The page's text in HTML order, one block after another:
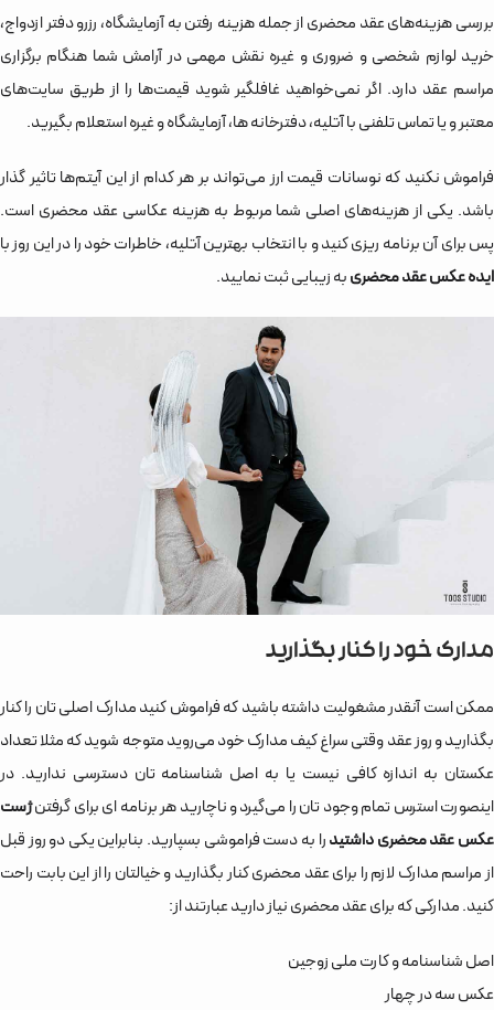
بررسی هزینه‌های عقد محضری از جمله هزینه رفتن به آزمایشگاه، رزرو دفتر ازدواج،
خرید لوازم شخصی و ضروری و غیره نقش مهمی در آرامش شما هنگام برگزاری
مراسم عقد دارد. اگر نمی‌خواهید غافلگیر شوید قیمت‌‌ها را از طریق سایت‌های
معتبر و یا تماس تلفنی با آتلیه، دفترخانه ها، آزمایشگاه و غیره استعلام بگیرید.
فراموش نکنید که نوسانات قیمت ارز می‌تواند بر هر کدام از این آیتم‌‌ها تاثیر گذار
باشد. یکی از هزینه‌های اصلی شما مربوط به هزینه عکاسی عقد محضری است.
پس برای آن برنامه ریزی کنید و با انتخاب بهترین آتلیه، خاطرات خود را در این روز با
ایده عکس عقد محضریبه زیبایی ثبت نمایید.
مدارک خود را کنار بگذارید
ممکن است آنقدر مشغولیت داشته باشید که فراموش کنید مدارک اصلی تان را کنار
بگذارید و روز عقد وقتی سراغ کیف مدارک خود می‌روید متوجه شوید که مثلا تعداد
عکستان به اندازه کافی نیست یا به اصل شناسنامه تان دسترسی ندارید. در
اینصورت استرس تمام وجود تان را می‌گیرد و ناچارید هر برنامه ای برای گرفتنژست
عکس عقد محضری داشتیدرا به دست فراموشی بسپارید. بنابراین یکی دو روز قبل
از مراسم مدارک لازم را برای عقد محضری کنار بگذارید و خیالتان را از این بابت راحت
کنید. مدارکی که برای عقد محضری نیاز دارید عبارتند از:
اصل شناسنامه و کارت ملی زوجین
عکس سه در چهار